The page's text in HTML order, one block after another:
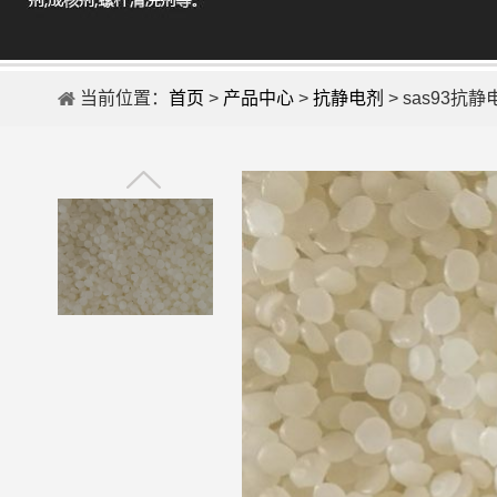
当前位置： 首页 > 产品中心 > 抗静电剂 > sas93抗静